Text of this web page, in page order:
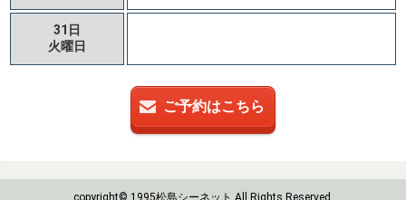
31日
火曜日
ご予約はこちら